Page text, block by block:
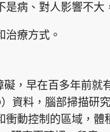
是病、對人影響不
治療方式。
，早在百多年前就
資料，腦部掃描研
動控制的區域，體